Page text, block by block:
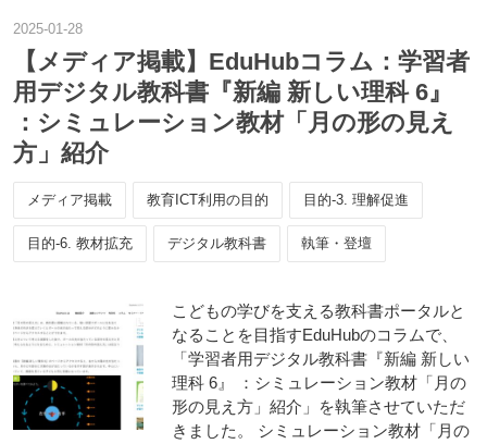
2025-01-28
【メディア掲載】EduHubコラム：学習者
用デジタル教科書『新編 新しい理科 6』
：シミュレーション教材「月の形の見え
方」紹介
メディア掲載 教育ICT利用の目的 目的-3. 理解促進
目的-6. 教材拡充 デジタル教科書 執筆・登壇
こどもの学びを支える教科書ポータルと
なることを目指すEduHubのコラムで、
「学習者用デジタル教科書『新編 新しい
理科 6』 ：シミュレーション教材「月の
形の見え方」紹介」を執筆させていただ
きました。 シミュレーション教材「月の